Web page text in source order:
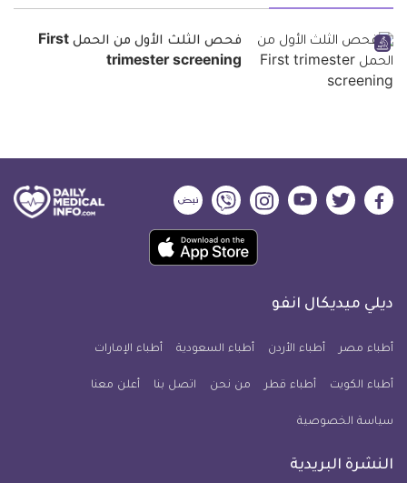
فحص الثلث الأول من الحمل First
trimester screening
ديلي
فيسبوك
ديلي
تويتر
ديلي
ميديكال
يوتيوب
ديلي
ميديكال
انفو
ديلي
ميديكال
انفو
ديلي
ميديكال
انفو
حمل
تطبيق
معلومة
للآيفون
ديلي ميديكال انفو
أطباء مصر أطباء الأردن أطباء السعودية أطباء الإمارات
أطباء الكويت أطباء قطر من نحن اتصل بنا أعلن معنا
سياسة الخصوصية
النشرة البريدية